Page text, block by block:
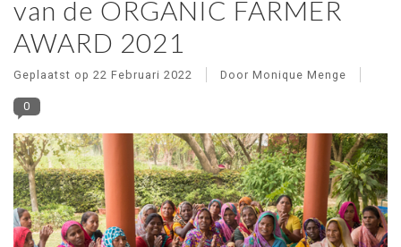
van de ORGANIC FARMER
AWARD 2021
Geplaatst op 22 Februari 2022 Door Monique Menge
0